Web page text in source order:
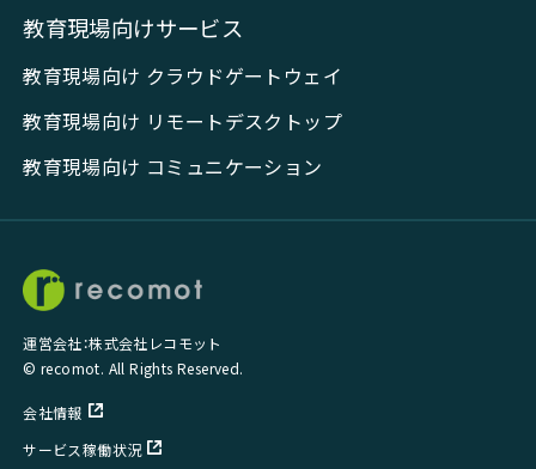
教育現場向けサービス
教育現場向け クラウドゲートウェイ
教育現場向け リモートデスクトップ
教育現場向け コミュニケーション
運営会社：株式会社レコモット
© recomot. All Rights Reserved.
会社情報
サービス稼働状況